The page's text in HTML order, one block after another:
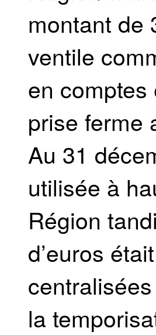
montant de
ventile
en comptes
prise ferme
Au 31
utilisée à
Région
d’euros
la